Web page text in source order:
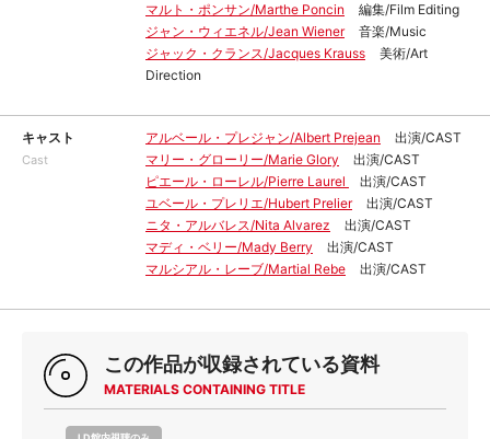
マルト・ポンサン/Marthe Poncin
編集/Film Editing
ジャン・ウィエネル/Jean Wiener
音楽/Music
ジャック・クランス/Jacques Krauss
美術/Art
Direction
キャスト
Cast
アルベール・プレジャン/Albert Prejean
出演/CAST
マリー・グローリー/Marie Glory
出演/CAST
ピエール・ローレル/Pierre Laurel
出演/CAST
ユベール・プレリエ/Hubert Prelier
出演/CAST
ニタ・アルバレス/Nita Alvarez
出演/CAST
マディ・ベリー/Mady Berry
出演/CAST
マルシアル・レーブ/Martial Rebe
出演/CAST
この作品が収録されている資料
MATERIALS CONTAINING TITLE